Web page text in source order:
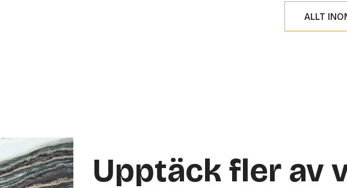
ALLT
Upptäck fler av